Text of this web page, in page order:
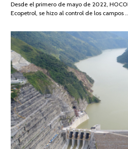
2026
Desde el primero de mayo de 2022,
Ecopetrol, se hizo al control de los campos